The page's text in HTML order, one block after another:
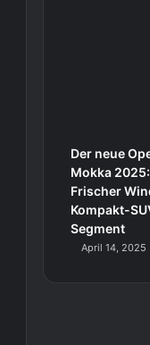
Der neue
Mokka 2025:
Frischer
Kompakt-
Segment
April 14, 2025